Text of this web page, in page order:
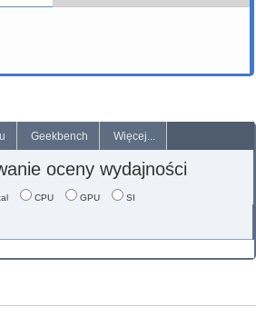
Geekbench Więcej...
oceny wydajności
CPU GPU SI